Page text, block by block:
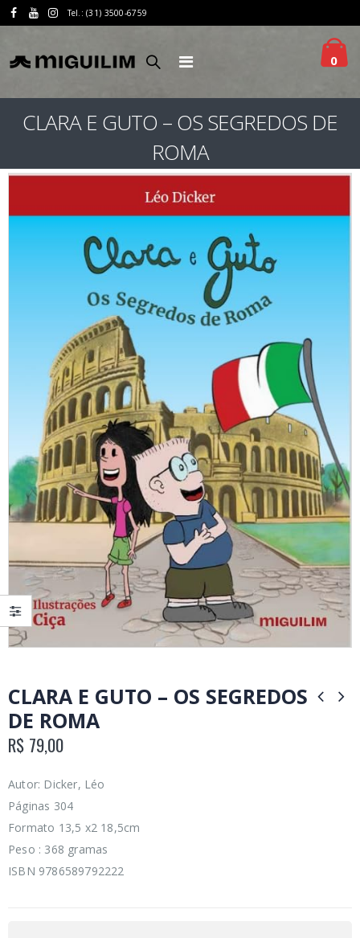
Tel.: (31) 3500-6759
0
CLARA E GUTO – OS SEGREDOS DE
ROMA
CLARA E GUTO – OS SEGREDOS
DE ROMA
R$ 79,00
Autor: Dicker, Léo
Páginas 304
Formato 13,5 x2 18,5cm
Peso : 368 gramas
ISBN 9786589792222